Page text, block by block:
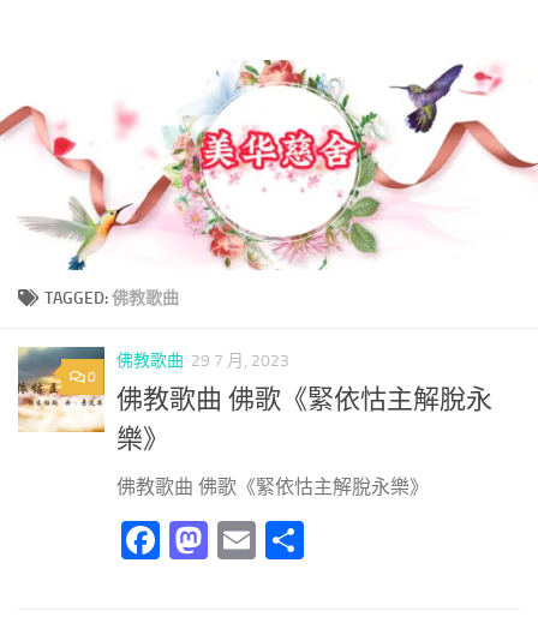
TAGGED:佛教歌曲
0
佛教歌曲 29 7 月, 2023
佛教歌曲 佛歌《緊依怙主解脫永
樂》
佛教歌曲 佛歌《緊依怙主解脫永樂》
Facebook
Mastodon
Email